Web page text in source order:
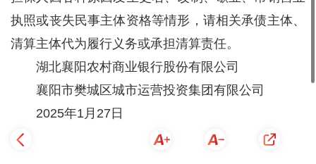
执照或丧失民事主体资格等情形，请相关承债主体、
清算主体代为履行义务或承担清算责任。
湖北襄阳农村商业银行股份有限公司
襄阳市樊城区城市运营投资集团有限公司
2025年1月27日